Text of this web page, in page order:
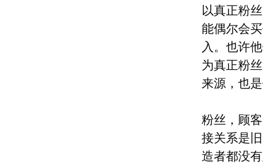
以真正粉
能偶尔会
入。也许
为真正粉
来源，也
粉丝，顾
接关系是
造者都没